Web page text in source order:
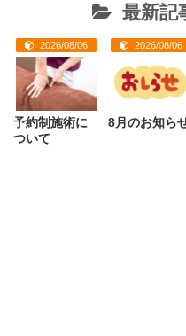
最新記
2026/08/06
予約制施術に
ついて
2026/08/06
8月のお知ら